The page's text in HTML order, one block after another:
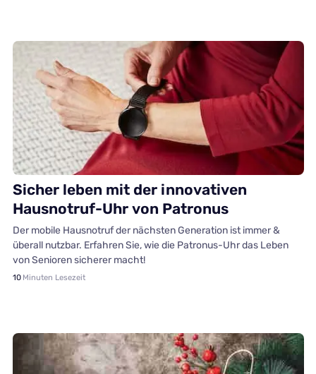
Hausnotruf
Sicher leben mit der innovativen
Hausnotruf-Uhr von Patronus
Der mobile Hausnotruf der nächsten Generation ist immer &
überall nutzbar. Erfahren Sie, wie die Patronus-Uhr das Leben
von Senioren sicherer macht!
10 Minuten Lesezeit